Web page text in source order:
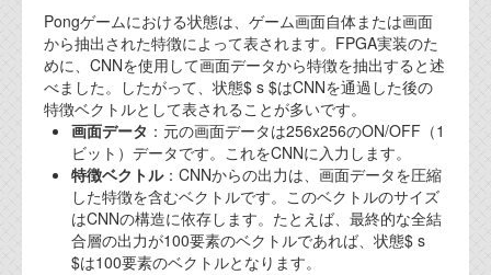
Pongゲームにおける状態は、ゲーム画面自体または画面
から抽出された特徴によって表されます。FPGA実装のた
めに、CNNを使用して画面データから特徴を抽出すると述
べました。したがって、状態$ s $はCNNを通過した後の
特徴ベクトルとして表されることが多いです。
画面データ ：元の画面データは256x256のON/OFF（1
ビット）データです。これをCNNに入力します。
特徴ベクトル：CNNからの出力は、画面データを圧縮
した特徴を含むベクトルです。このベクトルのサイズ
はCNNの構造に依存します。たとえば、最終的な全結
合層の出力が100要素のベクトルであれば、状態$ s
$は100要素のベクトルとなります。